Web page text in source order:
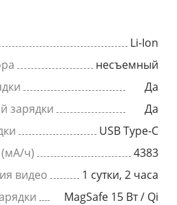
Li-Ion
несъемный
Да
зарядки
Да
USB Type-C
(мА/ч)
4383
видео
1 сутки, 2 часа
MagSafe 15 Вт / Qi